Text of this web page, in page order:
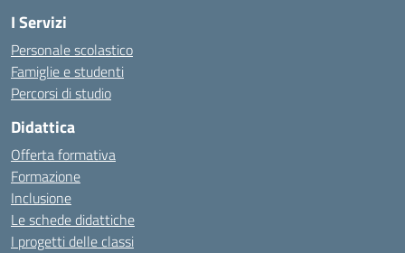
I Servizi
Personale scolastico
Famiglie e studenti
Percorsi di studio
Didattica
Offerta formativa
Formazione
Inclusione
Le schede didattiche
I progetti delle classi